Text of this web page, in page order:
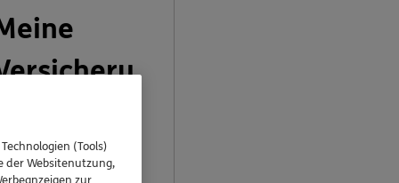
(Tools)
der Websitenutzung,
zur